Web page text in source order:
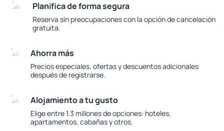
Planifica de forma segura
Reserva sin preocupaciones con la opción de cancelación
gratuita.
Ahorra más
Precios especiales, ofertas y descuentos adicionales
después de registrarse.
Alojamiento a tu gusto
Elige entre 1.3 millones de opciones: hoteles,
apartamentos, cabañas y otros.